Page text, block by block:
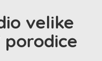
velike